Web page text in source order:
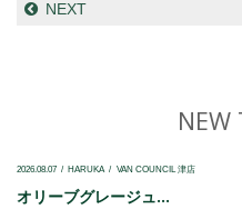
NEXT
NEW
2026.08.07 HARUKA VAN COUNCIL 津店
オリーブグレージュ...